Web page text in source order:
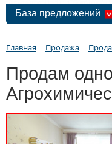
База предложений
Главная Продажа
Продам